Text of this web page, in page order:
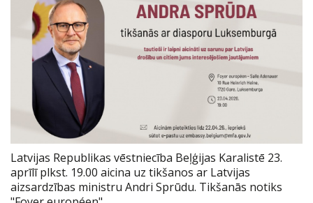
Latvijas Republikas vēstniecība Beļģijas Karalistē 23.
aprīlī plkst. 19.00 aicina uz tikšanos ar Latvijas
aizsardzības ministru Andri Sprūdu. Tikšanās notiks